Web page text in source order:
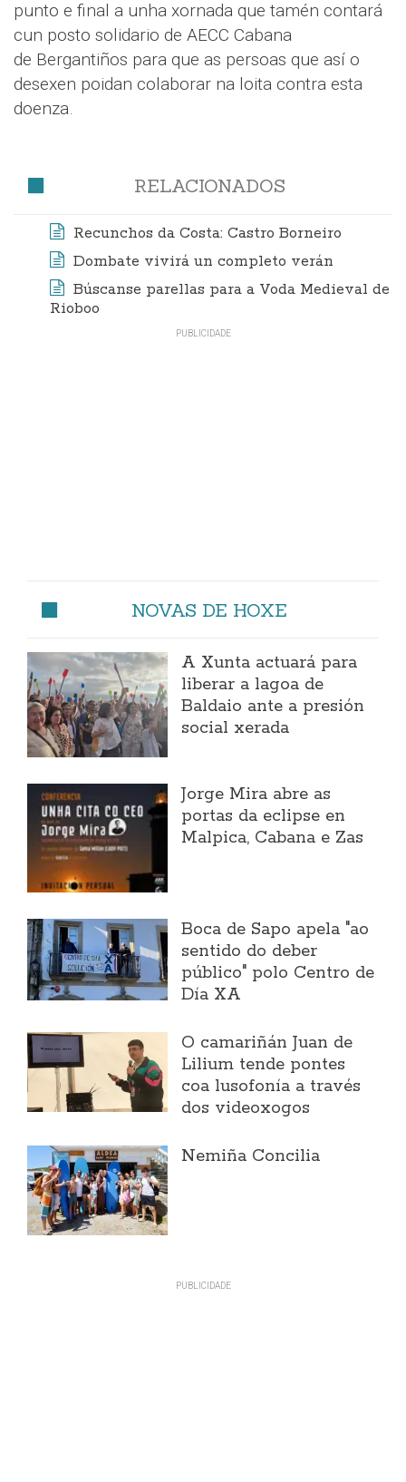
punto e final a unha xornada que tamén contará
cun posto solidario de AECC Cabana
de Bergantiños para que as persoas que así o
desexen poidan colaborar na loita contra esta
doenza.
RELACIONADOS
Recunchos da Costa: Castro Borneiro
Dombate vivirá un completo verán
Búscanse parellas para a Voda Medieval de
Rioboo
NOVAS DE HOXE
A Xunta actuará para
liberar a lagoa de
Baldaio ante a presión
social xerada
Jorge Mira abre as
portas da eclipse en
Malpica, Cabana e Zas
Boca de Sapo apela "ao
sentido do deber
público" polo Centro de
Día XA
O camariñán Juan de
Lilium tende pontes
coa lusofonía a través
dos videoxogos
Nemiña Concilia